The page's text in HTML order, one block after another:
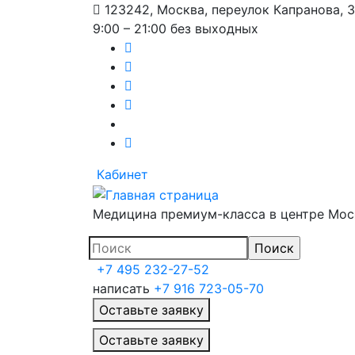
123242, Москва, переулок Капранова,
9:00 – 21:00 без выходных
Кабинет
Медицина премиум-класса в центре
+7 495 232-27-52
написать +7 916 723-05-70
Оставьте заявку
Главное меню
Оставьте заявку